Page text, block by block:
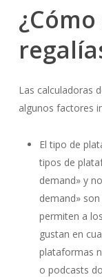
Las calculadoras
algunos factores
El tipo de
tipos de
demand» y
demand»
permiten a
gustan en
plataformas
o podcasts